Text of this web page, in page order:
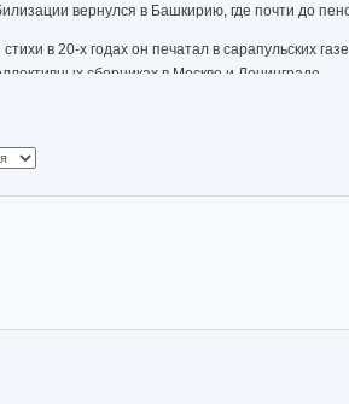
вернулся в Башкирию, где почти до
в 20-х годах он печатал в сарапульских
сборниках в Москве и Ленинграде.
книгой была «Облака над Суренью» (1988).